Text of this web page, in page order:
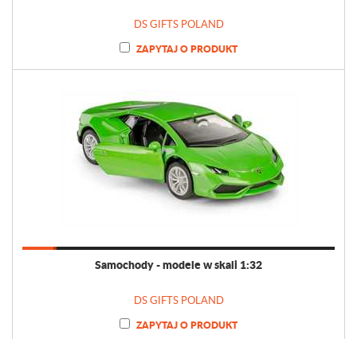
DS GIFTS POLAND
ZAPYTAJ O PRODUKT
Samochody - modele w skali 1:32
DS GIFTS POLAND
ZAPYTAJ O PRODUKT